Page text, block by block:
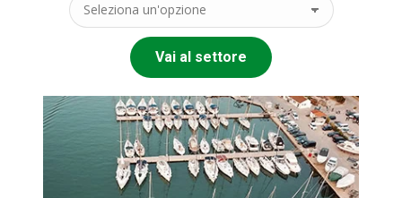
Vai al settore